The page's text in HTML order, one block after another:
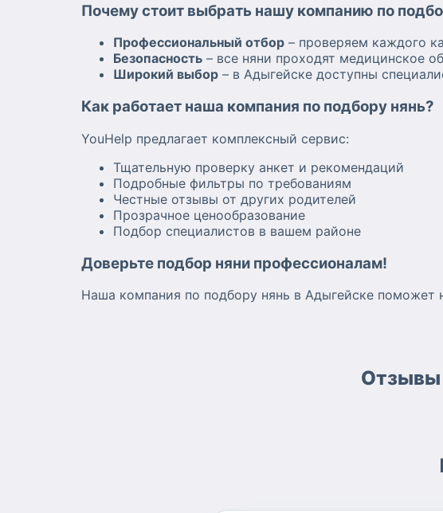
Почему стоит выбрать нашу компанию по
Профессиональный отбор – проверяем каждого
Безопасность – все няни проходят медицинское
Широкий выбор – в Адыгейске доступны
Как работает наша компания по подбору нянь?
YouHelp предлагает комплексный сервис:
Тщательную проверку анкет и рекомендаций
Подробные фильтры по требованиям
Честные отзывы от других родителей
Прозрачное ценообразование
Подбор специалистов в вашем районе
Доверьте подбор няни профессионалам!
Наша компания по подбору нянь в Адыгейске поможет
Отзывы